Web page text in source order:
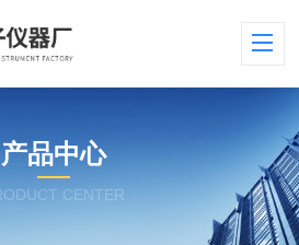
产品中心
CENTER